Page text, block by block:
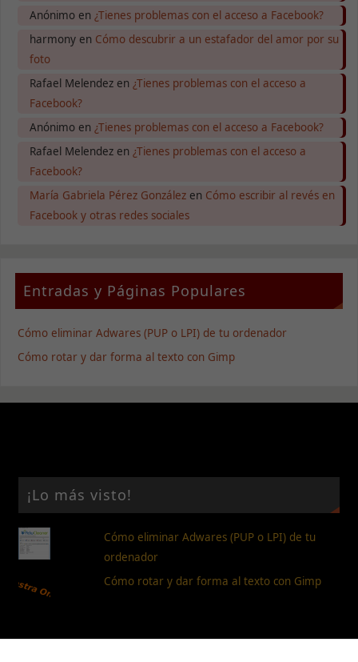
Anónimoen ¿Tienes problemas con el acceso a Facebook?
harmonyen Cómo descubrir a un estafador del amor por su
foto
Rafael Melendezen ¿Tienes problemas con el acceso a
Facebook?
Anónimoen ¿Tienes problemas con el acceso a Facebook?
Rafael Melendezen ¿Tienes problemas con el acceso a
Facebook?
María Gabriela Pérez Gonzálezen Cómo escribir al revés en
Facebook y otras redes sociales
Entradas y Páginas Populares
Cómo eliminar Adwares (PUP o LPI) de tu ordenador
Cómo rotar y dar forma al texto con Gimp
¡Lo más visto!
Cómo eliminar Adwares (PUP o LPI) de tu
ordenador
Cómo rotar y dar forma al texto con Gimp
Necesarias
Estas
necesarias
para que
podamos
nuestra web
visita. Si